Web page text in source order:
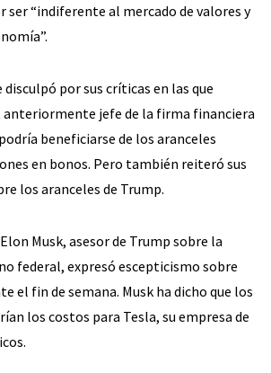
ser “indiferente al mercado de valores y
disculpó por sus críticas en las que
jefe de la firma financiera
beneficiarse de los aranceles
en bonos. Pero también reiteró sus
los aranceles de Trump.
Musk, asesor de Trump sobre la
federal, expresó escepticismo sobre
el fin de semana. Musk ha dicho que los
los costos para Tesla, su empresa de